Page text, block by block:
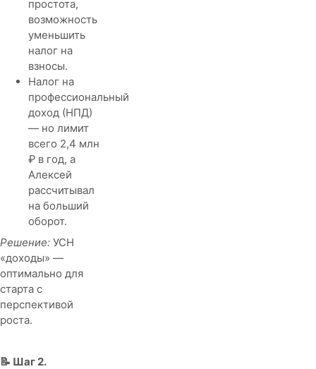
простота,
возможность
уменьшить
налог на
взносы.
Налог на
профессиональный
доход (НПД)
— но лимит
всего 2,4 млн
₽ в год, а
Алексей
рассчитывал
на больший
оборот.
Решение: УСН
«доходы» —
оптимально для
старта с
перспективой
роста.
📝 Шаг 2.